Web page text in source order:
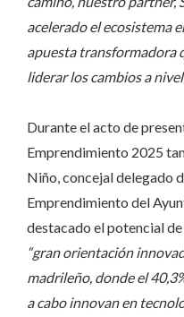
acelerado el ecosistema
apuesta transformadora
liderar los cambios a
Durante el acto de
Emprendimiento 2025
Niño, concejal delegado
Emprendimiento del
destacado el potencial
“gran orientación
madrileño, donde el
a cabo innovan en